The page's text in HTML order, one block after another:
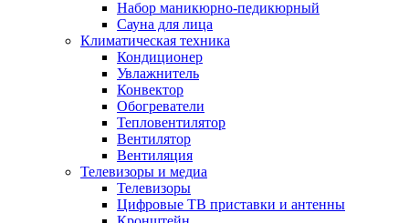
Набор маникюрно-педикюрный
Сауна для лица
Климатическая техника
Кондиционер
Увлажнитель
Конвектор
Обогреватели
Тепловентилятор
Вентилятор
Вентиляция
Телевизоры и медиа
Телевизоры
Цифровые ТВ приставки и антенны